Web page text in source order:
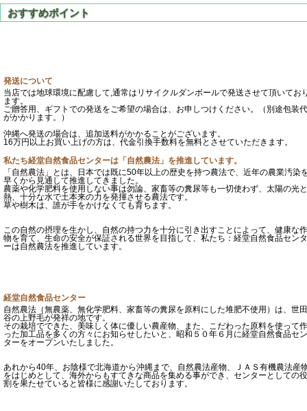
発送について
当店では地球環境に配慮して,通常はリサイクルダンボールで発送させて頂いてお
ます。
ご贈答用、ギフトでの発送をご希望の場合は、お申しつけください。（別途包装代
がかかります。）
沖縄へ発送の場合は、追加送料がかかることがございます。
16万円以上お買い上げの方は、代金引換手数料を無料とさせていただきます。
私たち経堂自然食品センターは「自然農法」を推進しています。
「自然農法」とは、日本では既に50年以上の歴史を持つ農法で、近年の農業汚染
早くから見通して推進してきました。
農薬や化学肥料を使用しない事は勿論、家畜等の糞尿等も一切使わず、太陽の光と
熱、十分な水で土本来の力を発揮させる農法です。
草や樹木は、誰が手をかけなくても育ちます。
この自然の摂理を生かし、自然の持つ力を十分に引き出すことによって、健康な作
物を育て、生命の安全が保証される世界を目指して、私たち：経堂自然食品センタ
ーは自然農法を推進しています。
経堂自然食品センター
自然農法（無農薬、無化学肥料、家畜等の糞尿を原料にした堆肥不使用）は、世田
谷の上野毛が発祥の地です。
その栽培でできた、美味しく体に優しい農産物、また、こだわった原料を使って作
った加工品を多くの方々にお知らせしたいと、昭和５０年６月に経堂自然食品セン
ターをオープンいたしました。
あれから40年、お陰様で北海道から沖縄まで、自然農法産物、ＪＡＳ有機農法産
をはじめとして、海外からもすてきな商品を集める事ができ、センターとしての役
割を果たせていると皆様に感謝いたしております。